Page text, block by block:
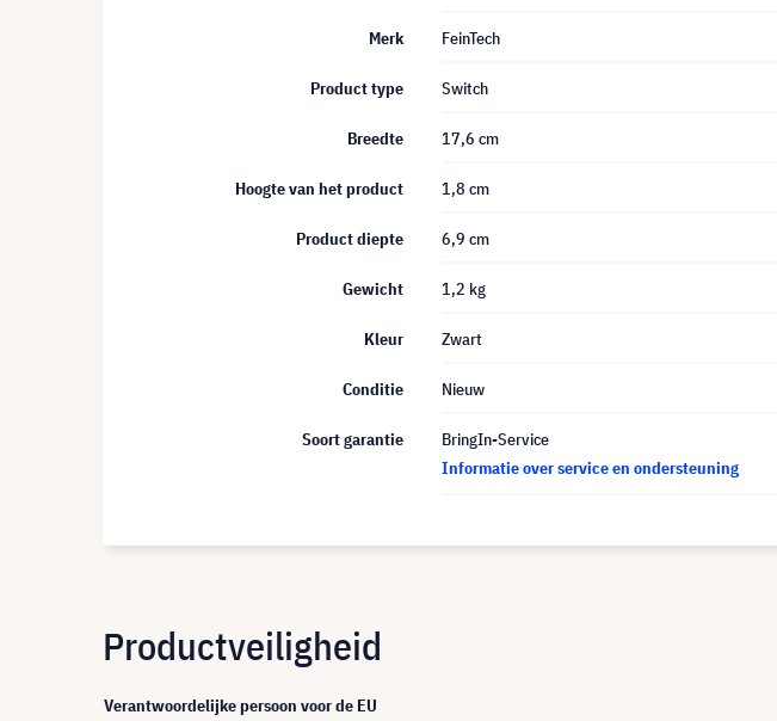
Merk FeinTech
Product type Switch
Breedte 17,6 cm
Hoogte van het product 1,8 cm
Product diepte 6,9 cm
Gewicht 1,2 kg
Kleur Zwart
Conditie Nieuw
Soort garantie
BringIn-Service
Informatie over service en ondersteuning
Productveiligheid
Verantwoordelijke persoon voor de EU